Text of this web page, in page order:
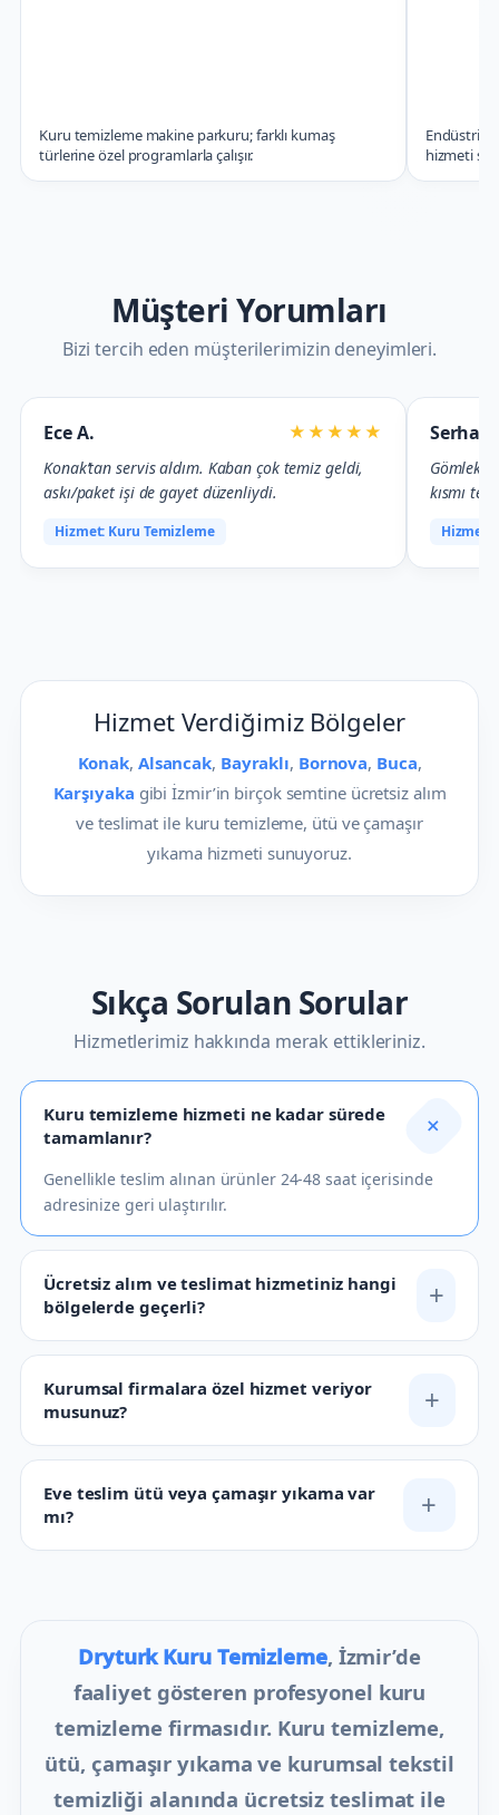
Müşteri Yorumları
Konak’tan servis aldım. Kaban çok temiz geldi,
Hizmet: Kuru Temizleme
Serhat
Hizmet:
Konak ,Alsancak , Bayraklı, Bornova,Buca
Karşıyakagibi İzmir’in birçok semtine ücretsiz alım
ve teslimat ile kuru temizleme, ütü ve çamaşır
yıkama hizmeti sunuyoruz.
Sıkça Sorulan Sorular
Hizmetlerimiz hakkında merak ettikleriniz.
tamamlanır?
adresinize geri ulaştırılır.
+
Kurumsal firmalara özel hizmet veriyor
musunuz?
Eve teslim ütü veya çamaşır yıkama var
mı?
+